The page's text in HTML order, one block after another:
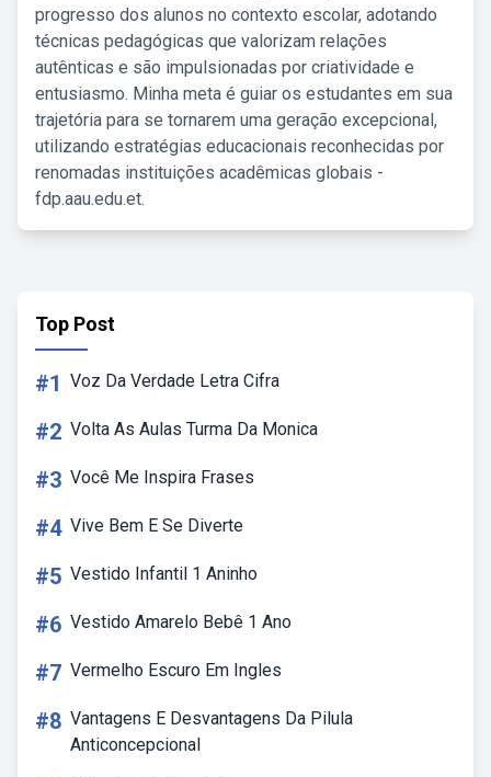
progresso dos alunos no contexto escolar, adotando
técnicas pedagógicas que valorizam relações
autênticas e são impulsionadas por criatividade e
entusiasmo. Minha meta é guiar os estudantes em sua
trajetória para se tornarem uma geração excepcional,
utilizando estratégias educacionais reconhecidas por
renomadas instituições acadêmicas globais -
fdp.aau.edu.et.
Top Post
#1 Voz Da Verdade Letra Cifra
#2 Volta As Aulas Turma Da Monica
#3 Você Me Inspira Frases
#4 Vive Bem E Se Diverte
#5 Vestido Infantil 1 Aninho
#6 Vestido Amarelo Bebê 1 Ano
#7 Vermelho Escuro Em Ingles
#8 Vantagens E Desvantagens Da Pilula
Anticoncepcional